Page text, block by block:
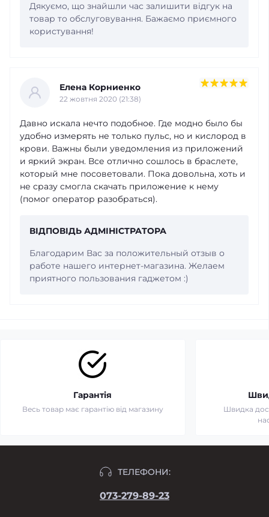
Дякуємо, що знайшли час залишити відгук на
товар то обслуговування. Бажаємо приємного
користування!
Елена Корниенко
22 жовтня 2020 (21:38)
Давно искала нечто подобное. Где модно было бы
удобно измерять не только пульс, но и кислород в
крови. Важны были уведомления из приложений
и яркий экран. Все отлично сошлось в браслете,
который мне посоветовали. Пока довольна, хоть и
не сразу смогла скачать приложение к нему
(помог оператор разобраться).
ВІДПОВІДЬ АДМІНІСТРАТОРА
Благодарим Вас за положительный отзыв о
работе нашего интернет-магазина. Желаем
приятного пользования гаджетом :)
Гарантія
Весь товар має гарантію від магазину
Швидка
ТЕЛЕФОНИ:
073-279-89-23